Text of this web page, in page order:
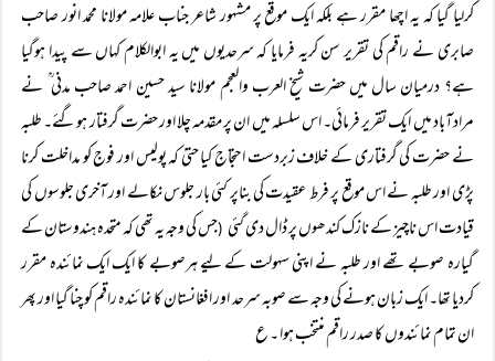
کرلیا گیا کہ یہ اچھا مقرر ہے بلکہ ایک موقع پر مشہور شاعر جناب علامہ مولانا محمد انور صاحب
صابری نے راقم کی تقریر سن کریہ فرمایا کہ سرحدیوں میں یہ ابوالکلام کہاں سے پیدا ہوگیا
ہے؟ درمیان سال میں حضرت شیخ العرب والعجم مولانا سید حسین احمد صاحب مدنی ؒ نے
مرادآباد میں ایک تقریر فرمائی۔ اس سلسلہ میں ان پر مقدمہ چلا اور حضرت گرفتار ہوگئے۔ طلبہ
نے حضرت کی گرفتاری کے خلاف زبردست احتجاج کیا حتیٰ کہ پولیس اور فوج کو مداخلت کرنا
پڑی اور طلبہ نے اس موقع پر فرط عقیدت کی بناپر کئی بار جلوس نکالے اور آخری جلوسوں کی
قیادت اس ناچیز کے نازک کندھوں پر ڈال دی گئی (جس کی وجہ یہ تھی کہ متحدہ ہندوستان کے
گیارہ صوبے تھے اور طلبہ نے اپنی سہولت کے لیے ہرصوبے کا ایک ایک نمائندہ مقرر
کردیا تھا۔ ایک زبان ہونے کی وجہ سے صوبہ سرحد اور افغانستان کا نمائندہ راقم کو چنا گیا اور پھر
ان تمام نمائندوں کا صدر راقم منتخب ہوا ۔ ع